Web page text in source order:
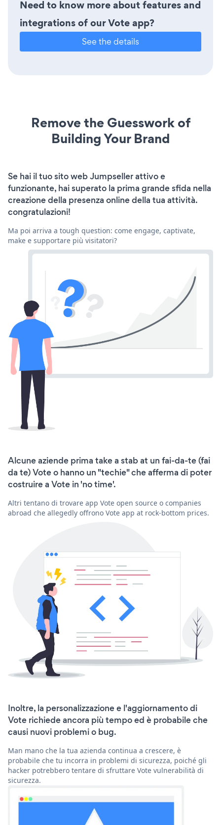
Need to know more about features and
integrations of our Vote app?
See the details
Remove the Guesswork of
Building Your Brand
Se hai il tuo sito web Jumpseller attivo e
funzionante, hai superato la prima grande sfida nella
creazione della presenza online della tua attività.
congratulazioni!
Ma poi arriva a tough question: come engage, captivate,
make e supportare più visitatori?
Alcune aziende prima take a stab at un fai-da-te (fai
da te) Vote o hanno un "techie" che afferma di poter
costruire a Vote in 'no time'.
Altri tentano di trovare app Vote open source o companies
abroad che allegedly offrono Vote app at rock-bottom prices.
Inoltre, la personalizzazione e l'aggiornamento di
Vote richiede ancora più tempo ed è probabile che
causi nuovi problemi o bug.
Man mano che la tua azienda continua a crescere, è
probabile che tu incorra in problemi di sicurezza, poiché gli
hacker potrebbero tentare di sfruttare Vote vulnerabilità di
sicurezza.